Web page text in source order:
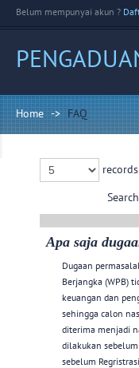
Belum mempunyai akun ?
Home -> FAQ
records
Apa saja
Dugaan
Berjangka (WPB)
keuangan dan
sehingga calon
diterima menjadi
dilakukan
sebelum